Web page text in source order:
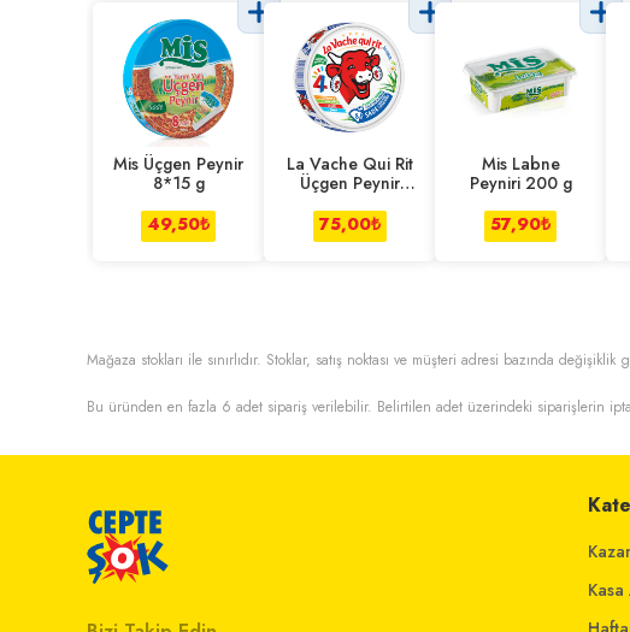
Mis Üçgen Peynir
8*15 g
49,50₺
La Vache Qui Rit
Üçgen Peynir
75,00₺
Mis Labne
Peyniri 200 g
57,90₺
Mağaza stokları ile sınırlıdır. Stoklar, satış noktası ve müşteri adresi bazında değişiklik
Bu üründen en fazla 6 adet sipariş verilebilir. Belirtilen adet üzerindeki siparişlerin iptal